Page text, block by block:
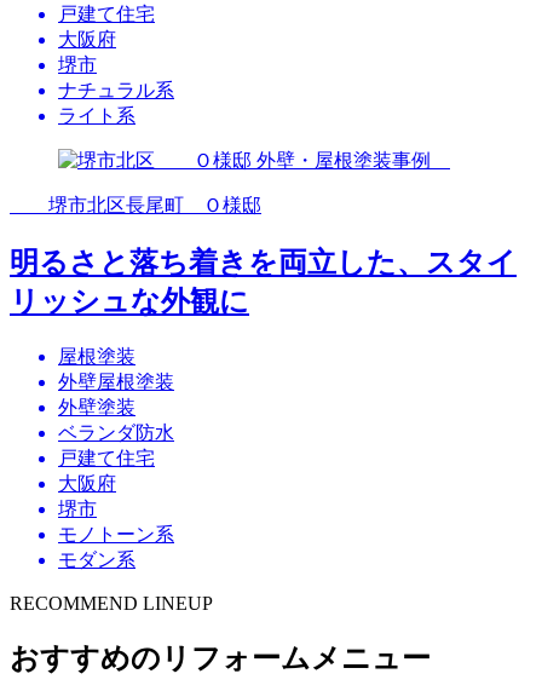
戸建て住宅
大阪府
堺市
ナチュラル系
ライト系
堺市北区長尾町 Ｏ様邸
明るさと落ち着きを両立した、スタイ
リッシュな外観に
屋根塗装
外壁屋根塗装
外壁塗装
ベランダ防水
戸建て住宅
大阪府
堺市
モノトーン系
モダン系
RECOMMEND LINEUP
おすすめのリフォームメニュー